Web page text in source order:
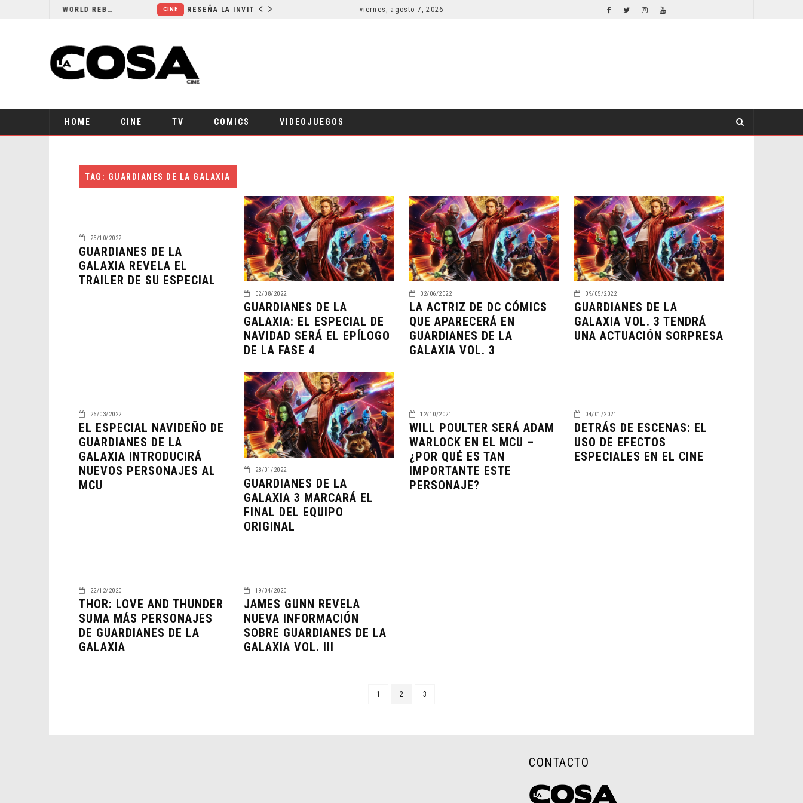
SECUELA DE JURASSIC WORLD REBIRTH PIERDE DIRECTOR viernes, agosto 7, 2026
HOME CINE TV COMICS VIDEOJUEGOS
TAG: GUARDIANES DE LA GALAXIA
25/10/2022
GUARDIANES DE LA
GALAXIA REVELA EL
TRAILER DE SU ESPECIAL
02/08/2022
GUARDIANES DE LA
GALAXIA: EL ESPECIAL DE
NAVIDAD SERÁ EL EPÍLOGO
DE LA FASE 4
02/06/2022
LA ACTRIZ DE DC CÓMICS
QUE APARECERÁ EN
GUARDIANES DE LA
GALAXIA VOL. 3
09/05/2022
GUARDIANES DE LA
GALAXIA VOL. 3 TENDRÁ
UNA ACTUACIÓN SORPRESA
26/03/2022
EL ESPECIAL NAVIDEÑO DE
GUARDIANES DE LA
GALAXIA INTRODUCIRÁ
NUEVOS PERSONAJES AL
MCU
28/01/2022
GUARDIANES DE LA
GALAXIA 3 MARCARÁ EL
FINAL DEL EQUIPO
ORIGINAL
12/10/2021
WILL POULTER SERÁ ADAM
WARLOCK EN EL MCU –
¿POR QUÉ ES TAN
IMPORTANTE ESTE
PERSONAJE?
04/01/2021
DETRÁS DE ESCENAS: EL
USO DE EFECTOS
ESPECIALES EN EL CINE
22/12/2020
THOR: LOVE AND THUNDER
SUMA MÁS PERSONAJES
DE GUARDIANES DE LA
GALAXIA
19/04/2020
JAMES GUNN REVELA
NUEVA INFORMACIÓN
SOBRE GUARDIANES DE LA
GALAXIA VOL. III
1 2 3
CONTACTO